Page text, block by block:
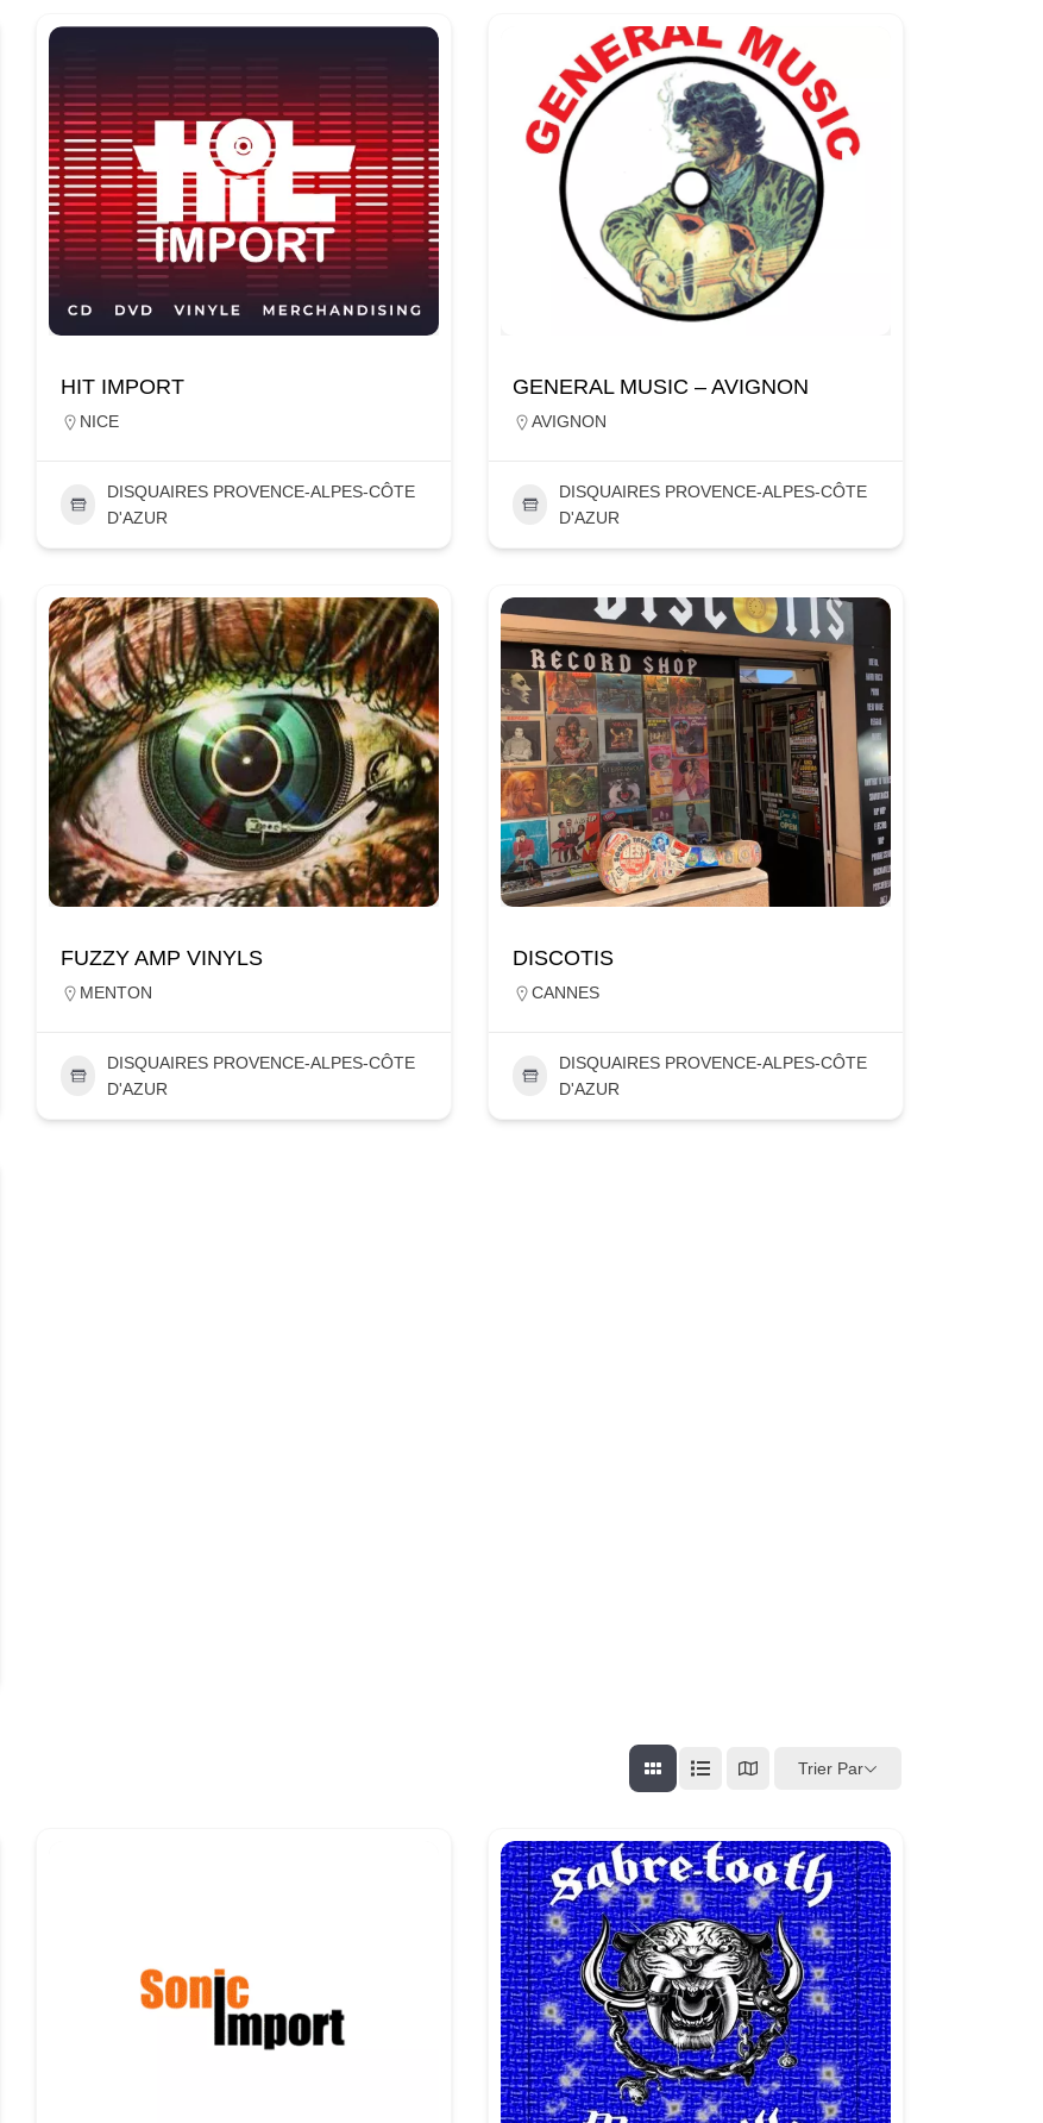
HIT IMPORT
NICE
DISQUAIRES PROVENCE-ALPES-CÔTE
D'AZUR
GENERAL MUSIC – AVIGNON
AVIGNON
DISQUAIRES PROVENCE-ALPES-CÔTE
D'AZUR
FUZZY AMP VINYLS
MENTON
DISQUAIRES PROVENCE-ALPES-CÔTE
D'AZUR
DISCOTIS
CANNES
DISQUAIRES PROVENCE-ALPES-CÔTE
D'AZUR
Trier Par